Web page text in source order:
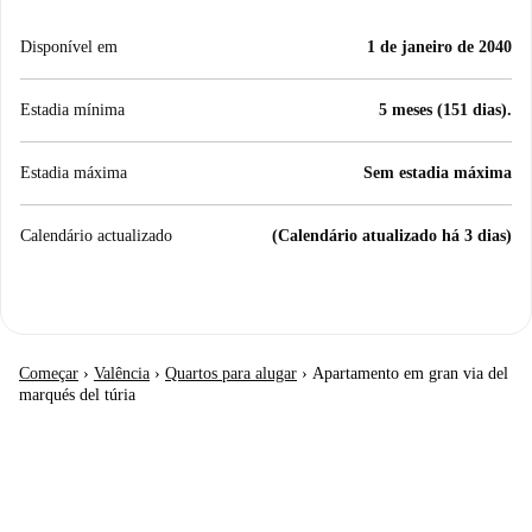
Disponível em 1 de janeiro de 2040
Estadia mínima 5 meses (151 dias).
Estadia máxima Sem estadia máxima
Calendário actualizado (Calendário atualizado há 3 dias)
Começar › Valência › Quartos para alugar › Apartamento em gran via del
marqués del túria